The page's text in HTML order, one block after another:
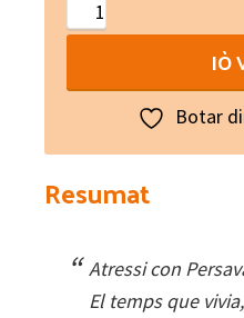
Dame-
Rigaud
Barbezieux
quantity
IÒ
Botar
Resumat
Atressi con
El temps que vivia,